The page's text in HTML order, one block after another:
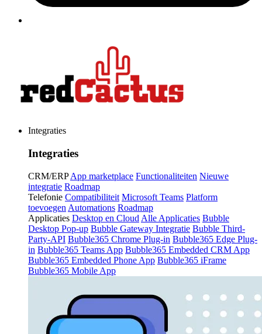
Integraties
Integraties
CRM/ERP App marketplace Functionaliteiten Nieuwe
integratie Roadmap
Telefonie Compatibiliteit Microsoft Teams Platform
toevoegen Automations Roadmap
Applicaties Desktop en Cloud Alle Applicaties Bubble
Desktop Pop-up Bubble Gateway Integratie Bubble Third-
Party-API Bubble365 Chrome Plug-in Bubble365 Edge Plug-
in Bubble365 Teams App Bubble365 Embedded CRM App
Bubble365 Embedded Phone App Bubble365 iFrame
Bubble365 Mobile App